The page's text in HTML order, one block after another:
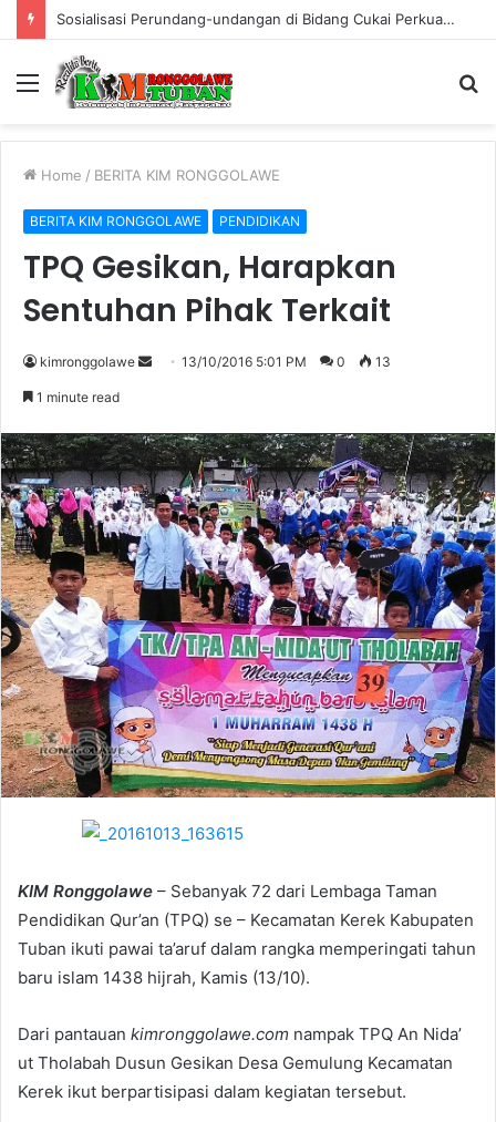
Sosialisasi Perundang-undangan di Bidang Cukai Perkuat Komitmen Berantas Rokok Ilegal di Kabupaten Tuban
Menu
Home / BERITA KIM RONGGOLAWE
BERITA KIM RONGGOLAWE PENDIDIKAN
TPQ Gesikan, Harapkan
Sentuhan Pihak Terkait
kimronggolawe
d
a
n
e
m
a
l
13/10/2016 5:01 PM 0 13
1 minute read
KIM Ronggolawe – Sebanyak 72 dari Lembaga Taman
Pendidikan Qur’an (TPQ) se – Kecamatan Kerek Kabupaten
Tuban ikuti pawai ta’aruf dalam rangka memperingati tahun
baru islam 1438 hijrah, Kamis (13/10).
Dari pantauan kimronggolawe.com nampak TPQ An Nida’
ut Tholabah Dusun Gesikan Desa Gemulung Kecamatan
Kerek ikut berpartisipasi dalam kegiatan tersebut.